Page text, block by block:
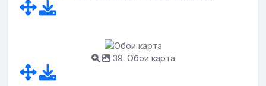
39. Обои карта